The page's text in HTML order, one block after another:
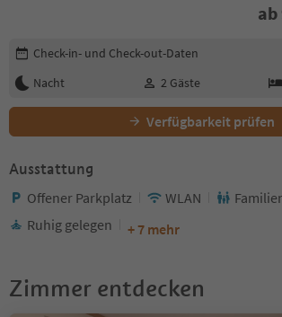
ab
Buchungsdetails bearbeiten
Check-in- und Check-out-Daten
Nacht
2 Gäste
Verfügbarkeit prüfen
Ausstattung
Offener Parkplatz WLAN
Ruhig gelegen
+ 7 mehr
Zimmer entdecken